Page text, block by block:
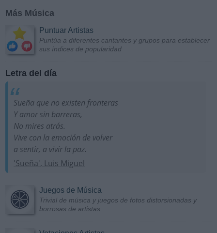
Más Música
Puntuar Artistas
Puntúa a diferentes cantantes y grupos para establecer
sus índices de popularidad
Letra del día
Sueña que no existen fronteras
Y amor sin barreras,
No mires atrás.
Vive con la emoción de volver
a sentir, a vivir la paz.
'Sueña', Luis Miguel
Juegos de Música
Trivial de música y juegos de fotos distorsionadas y
borrosas de artistas